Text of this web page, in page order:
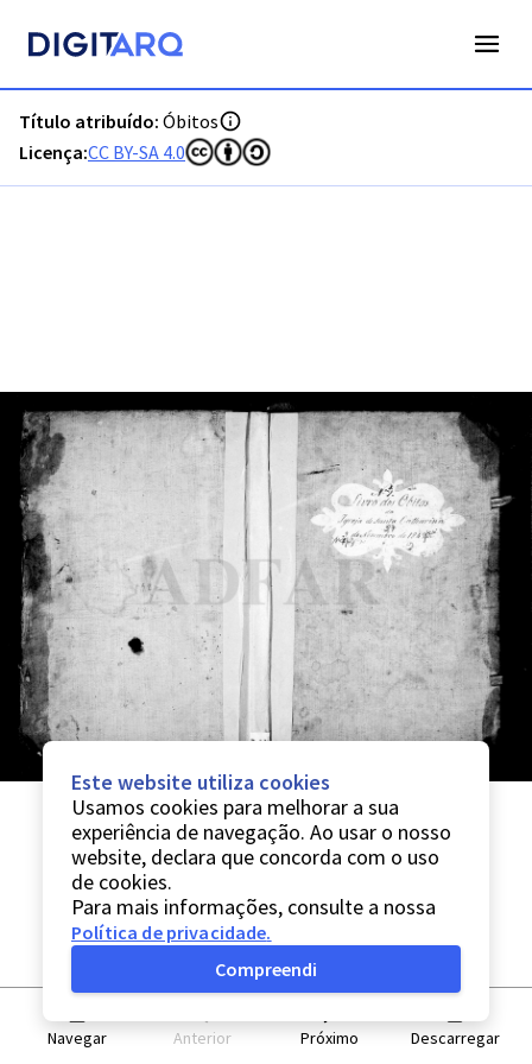
Título atribuído: Óbitos
Licença:CC BY-SA 4.0
Navegar Anterior Próximo Descarregar
Este website utiliza cookies
Usamos cookies para melhorar a sua
experiência de navegação. Ao usar o nosso
website, declara que concorda com o uso
de cookies.
Para mais informações, consulte a nossa
Política de privacidade.
Compreendi